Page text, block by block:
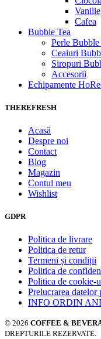
Vanilie
Cafea
Bubble Tea
Perle Bubble
Ceaiuri
Siropuri
Accesorii
Echipamente
THEREFRESH
Acasă
Despre noi
Contact
Blog
Magazin
Contul meu
Wishlist
GDPR
Politica de livrare
Politica de retur
Termeni și condiții
Politica de
Politica de cookie-
Prelucrarea datelor
INFO ORDIN
© 2026 COFFEE &
DREPTURILE REZERVATE.